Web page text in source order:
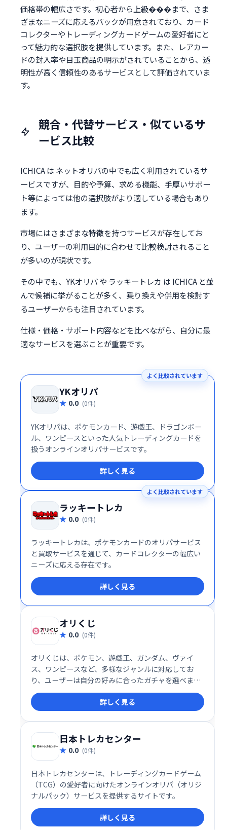
価格帯の幅広さです。初心者から上級���まで、さま
ざまなニーズに応えるパックが用意されており、カード
コレクターやトレーディングカードゲームの愛好者にと
って魅力的な選択肢を提供しています。また、レアカー
ドの封入率や目玉商品の明示がされていることから、透
明性が高く信頼性のあるサービスとして評価されていま
す。
競合・代替サービス・似ているサ
ービス比較
ICHICA は ネットオリパの中でも広く利用されているサ
ービスですが、目的や予算、求める機能、手厚いサポー
ト等によっては他の選択肢がより適している場合もあり
ます。
市場にはさまざまな特徴を持つサービスが存在してお
り、ユーザーの利用目的に合わせて比較検討されること
が多いのが現状です。
その中でも、YKオリパ や ラッキートレカ は ICHICA と並
んで候補に挙がることが多く、乗り換えや併用を検討す
るユーザーからも注目されています。
仕様・価格・サポート内容などを比べながら、自分に最
適なサービスを選ぶことが重要です。
よく比較されています
YKオリパ
0.0 (0件)
YKオリパは、ポケモンカード、遊戯王、ドラゴンボー
ル、ワンピースといった人気トレーディングカードを
扱うオンラインオリパサービスです。
詳しく見る
よく比較されています
ラッキートレカ
0.0 (0件)
ラッキートレカは、ポケモンカードのオリパサービス
と買取サービスを通じて、カードコレクターの幅広い
ニーズに応える存在です。
詳しく見る
オリくじ
0.0 (0件)
オリくじは、ポケモン、遊戯王、ガンダム、ヴァイ
ス、ワンピースなど、多様なジャンルに対応してお
り、ユーザーは自分の好みに合ったガチャを選べま
す。また、「ばら撒き」や「スペシャル」ガチャなど
の特別企画も展開され、いつでも新鮮な体験を提供し
ています。
詳しく見る
日本トレカセンター
0.0 (0件)
日本トレカセンターは、トレーディングカードゲーム
（TCG）の愛好者に向けたオンラインオリパ（オリジ
ナルパック）サービスを提供するサイトです。
詳しく見る